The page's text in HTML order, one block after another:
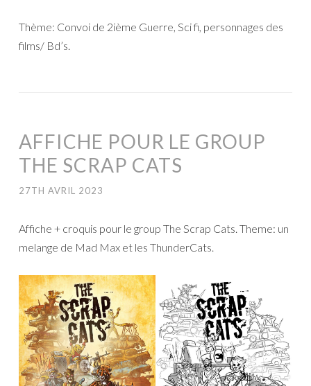
Thème: Convoi de 2ième Guerre, Sci fi, personnages des
films/ Bd’s.
AFFICHE POUR LE GROUP
THE SCRAP CATS
27TH AVRIL 2023
Affiche + croquis pour le group The Scrap Cats. Theme: un
melange de Mad Max et les ThunderCats.